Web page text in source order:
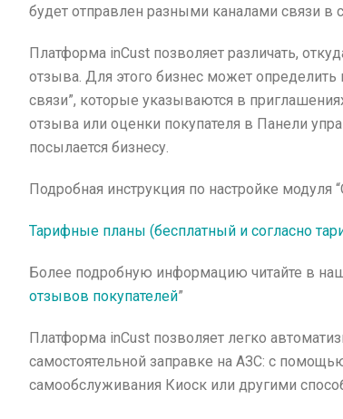
будет отправлен разными каналами связи в
Платформа inCust позволяет различать,
отзыва. Для этого бизнес может определить
связи”, которые указываются в
отзыва или оценки покупателя в Панели
посылается бизнесу.
Подробная инструкция по настройке модуля
Тарифные планы (бесплатный и согласно
Более подробную информацию читайте в
отзывов покупателей”
Платформа inCust позволяет легко
самостоятельной заправке на АЗС: с
самообслуживания Киоск или другими